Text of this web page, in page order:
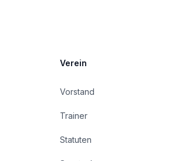
Verein
Vorstand
Trainer
Statuten